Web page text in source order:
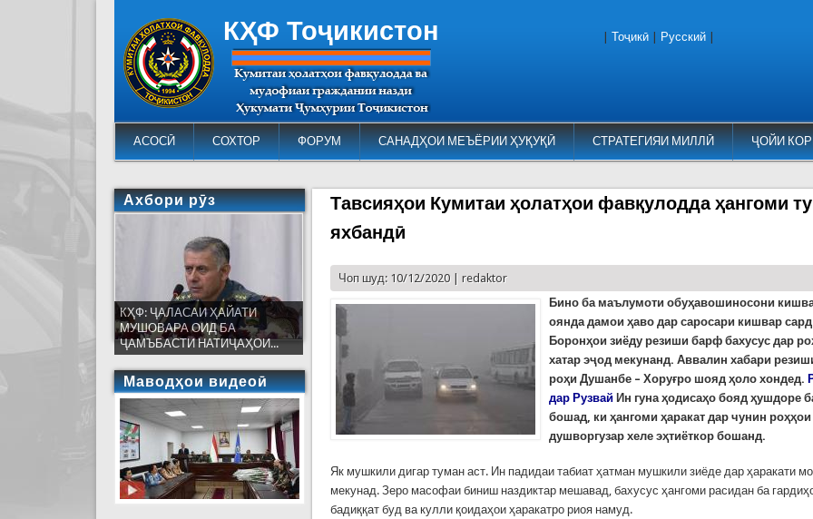
КҲФ Тоҷикистон
АСОСӢ СОХТОР ФОРУМ САНАДҲОИ МЕЪЁРИИ ҲУҚУҚӢ СТРАТЕГИЯИ МИЛЛӢ ҶОЙИ
Тоҷикӣ Русский
Тавсияҳои Кумитаи ҳолатҳои фавқулодда ҳангоми
яхбандӣ
Чоп шуд: 10/12/2020 |redaktor
Бино ба маълумоти обуҳавошиносони
оянда дамои ҳаво дар саросари кишвар
Боронҳои зиёду резиши барф бахусус дар
хатар эҷод мекунанд. Аввалин хабари
роҳи Душанбе – Хоруғро шояд ҳоло хондед.
дар Рузвай Ин гуна ҳодисаҳо бояд ҳушдоре
бошад, ки ҳангоми ҳаракат дар чунин роҳҳои
душворгузар хеле эҳтиёткор бошанд.
Як мушкили дигар туман аст. Ин падидаи табиат ҳатман мушкили зиёде дар ҳаракати
мекунад. Зеро масофаи биниш наздиктар мешавад, бахусус ҳангоми расидан ба
бадиққат буд ва кулли қоидаҳои ҳаракатро риоя намуд.
Ахбори рӯз
КҲФ: ҶАЛАСАИ ҲАЙАТИ
МУШОВАРА ОИД БА
ҶАМЪБАСТИ НАТИҶАҲОИ...
Маводҳои видеоӣ